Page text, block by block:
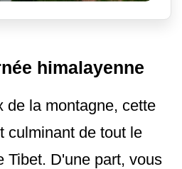
himalayenne
de la montagne, cette
culminant de tout le
Tibet. D'une part, vous